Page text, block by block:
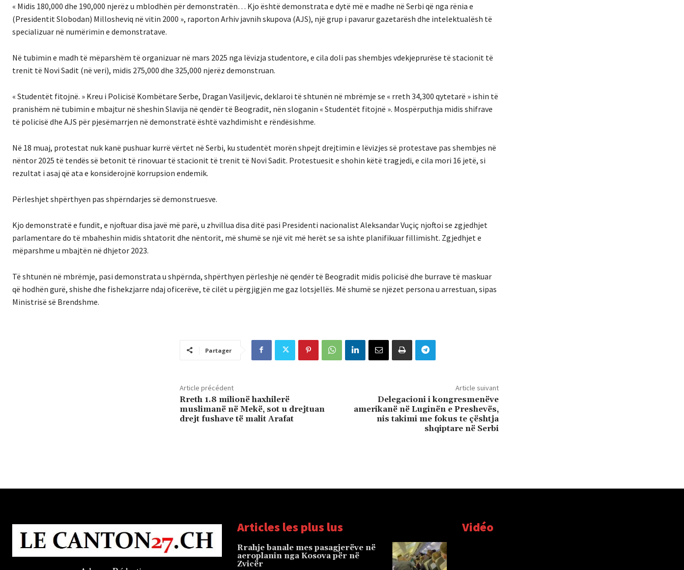
« Midis 180,000 dhe 190,000 njerëz u mblodhën për demonstratën… Kjo është demonstrata e dytë më e madhe në Serbi që nga rënia e
(Presidentit Slobodan) Millosheviq në vitin 2000 », raporton Arhiv javnih skupova (AJS), një grup i pavarur gazetarësh dhe intelektualësh të
specializuar në numërimin e demonstratave.
Në tubimin e madh të mëparshëm të organizuar në mars 2025 nga lëvizja studentore, e cila doli pas shembjes vdekjeprurëse të stacionit të
trenit të Novi Sadit (në veri), midis 275,000 dhe 325,000 njerëz demonstruan.
« Studentët fitojnë. » Kreu i Policisë Kombëtare Serbe, Dragan Vasiljevic, deklaroi të shtunën në mbrëmje se « rreth 34,300 qytetarë » ishin të
pranishëm në tubimin e mbajtur në sheshin Slavija në qendër të Beogradit, nën sloganin « Studentët fitojnë ». Mospërputhja midis shifrave
të policisë dhe AJS për pjesëmarrjen në demonstratë është vazhdimisht e rëndësishme.
Në 18 muaj, protestat nuk kanë pushuar kurrë vërtet në Serbi, ku studentët morën shpejt drejtimin e lëvizjes së protestave pas shembjes në
nëntor 2025 të tendës së betonit të rinovuar të stacionit të trenit të Novi Sadit. Protestuesit e shohin këtë tragjedi, e cila mori 16 jetë, si
rezultat i asaj që ata e konsiderojnë korrupsion endemik.
Përleshjet shpërthyen pas shpërndarjes së demonstruesve.
Kjo demonstratë e fundit, e njoftuar disa javë më parë, u zhvillua disa ditë pasi Presidenti nacionalist Aleksandar Vuçiç njoftoi se zgjedhjet
parlamentare do të mbaheshin midis shtatorit dhe nëntorit, më shumë se një vit më herët se sa ishte planifikuar fillimisht. Zgjedhjet e
mëparshme u mbajtën në dhjetor 2023.
Të shtunën në mbrëmje, pasi demonstrata u shpërnda, shpërthyen përleshje në qendër të Beogradit midis policisë dhe burrave të maskuar
që hodhën gurë, shishe dhe fishekzjarre ndaj oficerëve, të cilët u përgjigjën me gaz lotsjellës. Më shumë se njëzet persona u arrestuan, sipas
Ministrisë së Brendshme.
Partager
Article précédent
Rreth 1.8 milionë haxhilerë
muslimanë në Mekë, sot u drejtuan
drejt fushave të malit Arafat
Article suivant
Delegacioni i kongresmenëve
amerikanë në Luginën e Preshevës,
nis takimi me fokus te çështja
shqiptare në Serbi
Articles les plus lus
Rrahje banale mes pasagjerëve në
aeroplanin nga Kosova për në
Zvicër
Vidéo